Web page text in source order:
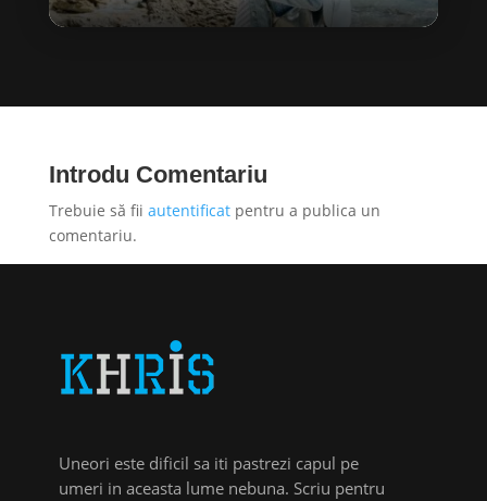
Introdu Comentariu
Trebuie să fii autentificatpentru a publica un
comentariu.
Uneori este dificil sa iti pastrezi capul pe
umeri in aceasta lume nebuna. Scriu pentru